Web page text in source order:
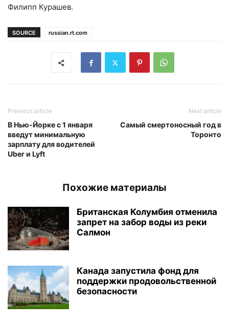
Филипп Курашев.
SOURCE russian.rt.com
Previous article
В Нью-Йорке с 1 января
введут минимальную
зарплату для водителей
Uber и Lyft
Next article
Самый смертоносный год в
Торонто
Похожие материалы
Британская Колумбия отменила
запрет на забор воды из реки
Салмон
Канада запустила фонд для
поддержки продовольственной
безопасности